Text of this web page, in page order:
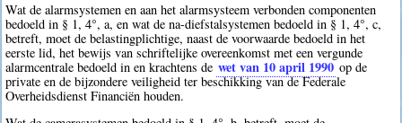
Wat de alarmsystemen en aan het alarmsysteem verbonden componenten
bedoeld in § 1, 4°, a, en wat de na-diefstalsystemen bedoeld in § 1, 4°, c,
betreft, moet de belastingplichtige, naast de voorwaarde bedoeld in het
eerste lid, het bewijs van schriftelijke overeenkomst met een vergunde
alarmcentrale bedoeld in en krachtens de wet van 10 april 1990 op de
private en de bijzondere veiligheid ter beschikking van de Federale
Overheidsdienst Financiën houden.